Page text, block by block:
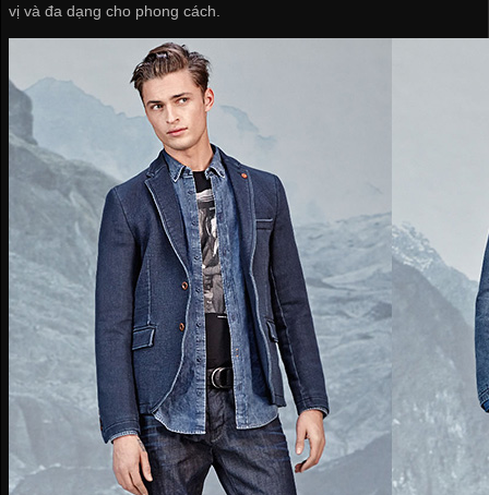
vị và đa dạng cho phong cách.